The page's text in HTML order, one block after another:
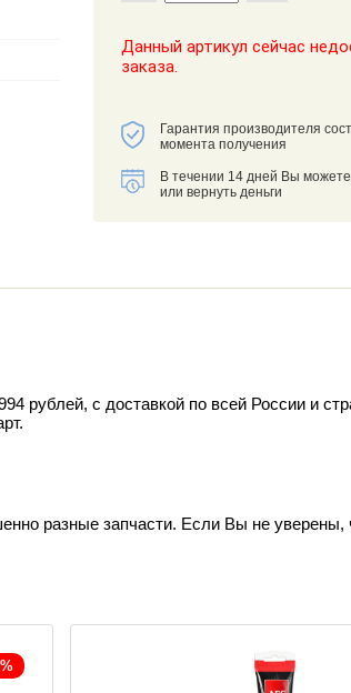
Данный артикул сейчас
заказа.
Гарантия производителя
момента получения
В течении 14 дней Вы
или вернуть деньги
с доставкой по всей России и
разные запчасти. Если Вы не уверены,